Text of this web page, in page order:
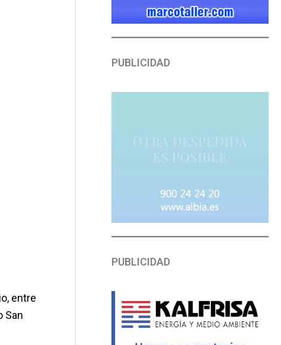
entre
San
PUBLICIDAD
PUBLICIDAD